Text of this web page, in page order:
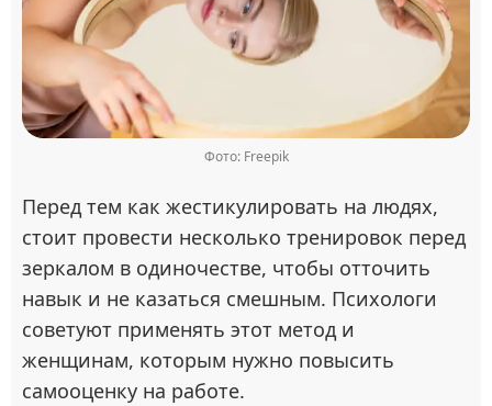
Фото: Freepik
Перед тем как жестикулировать на людях,
стоит провести несколько тренировок перед
зеркалом в одиночестве, чтобы отточить
навык и не казаться смешным. Психологи
советуют применять этот метод и
женщинам, которым нужно повысить
самооценку на работе.